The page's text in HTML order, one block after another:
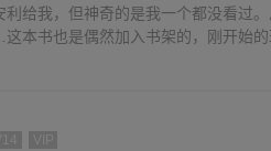
利给我，但神奇的是我一个都没看过
本书也是偶然加入书架的，刚开始